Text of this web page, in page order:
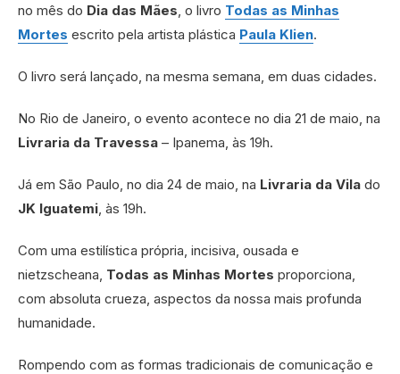
no mês do Dia das Mães , o livro Todas as Minhas
Mortes escrito pela artista plástica Paula Klien.
O livro será lançado, na mesma semana, em duas cidades.
No Rio de Janeiro, o evento acontece no dia 21 de maio, na
Livraria da Travessa – Ipanema, às 19h.
Já em São Paulo, no dia 24 de maio, na Livraria da Vila do
JK Iguatemi , às 19h.
Com uma estilística própria, incisiva, ousada e
nietzscheana, Todas as Minhas Mortes proporciona,
com absoluta crueza, aspectos da nossa mais profunda
humanidade.
Rompendo com as formas tradicionais de comunicação e